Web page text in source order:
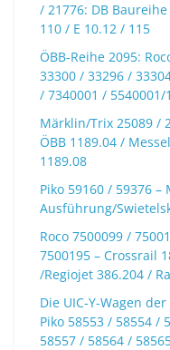
/ 21776: DB
110 / E 10.12 / 115
ÖBB-Reihe 2095:
33300 / 33296 /
/ 7340001 /
Märklin/Trix 25089 /
ÖBB 1189.04 /
1189.08
Piko 59160 / 59376
Ausführung/
Roco 7500099 /
7500195 – Crossrail
/Regiojet 386.204 /
Die UIC-Y-Wagen der
Piko 58553 / 58554 /
58557 / 58564 /